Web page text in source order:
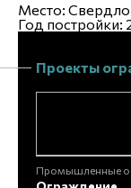
Место:
Год постройки:
Проекты
Промышленные